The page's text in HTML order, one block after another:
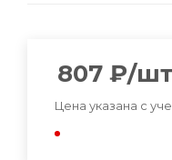
807 ₽/шт
Цена указана с